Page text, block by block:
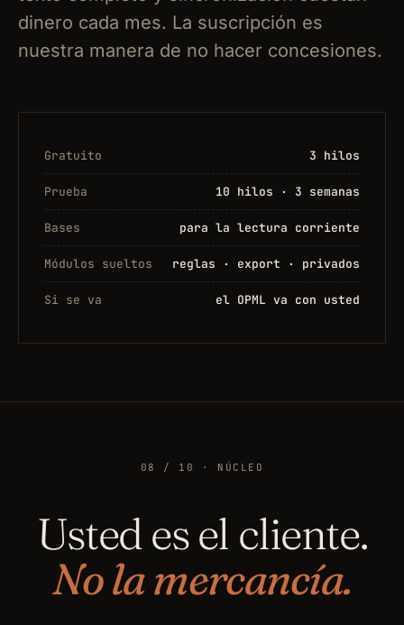
dinero cada mes. La suscripción es
nuestra manera de no hacer concesiones.
Gratuito 3 hilos
Prueba 10 hilos · 3 semanas
Bases para la lectura corriente
Módulos sueltos reglas · export · privados
Si se va el OPML va con usted
08 / 10 · NÚCLEO
Usted es el cliente.
No la mercancía.